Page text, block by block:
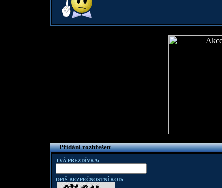
Přidání rozhřešení
TVÁ PŘEZDÍVKA:
OPIŠ BEZPEČNOSTNÍ KOD: